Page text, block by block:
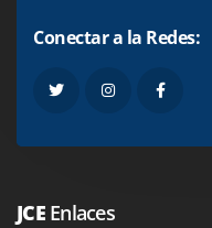
Conectar a la Redes:
JCE Enlaces